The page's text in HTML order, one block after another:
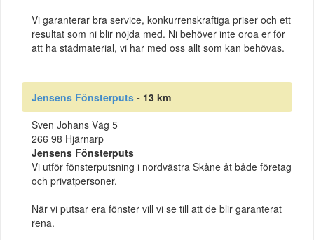
Vi garanterar bra service, konkurrenskraftiga priser och ett
resultat som ni blir nöjda med. Ni behöver inte oroa er för
att ha städmaterial, vi har med oss allt som kan behövas.
Jensens Fönsterputs - 13 km
Sven Johans Väg 5
266 98 Hjärnarp
Jensens Fönsterputs
Vi utför fönsterputsning i nordvästra Skåne åt både företag
och privatpersoner.
När vi putsar era fönster vill vi se till att de blir garanterat
rena.